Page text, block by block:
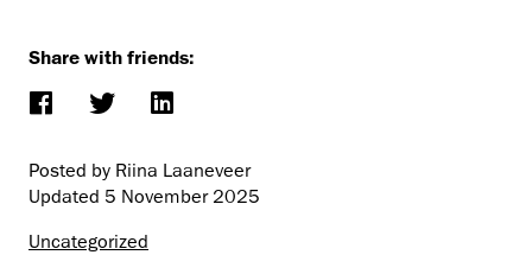
Share with friends:
Posted by Riina Laaneveer
Updated 5 November 2025
Uncategorized